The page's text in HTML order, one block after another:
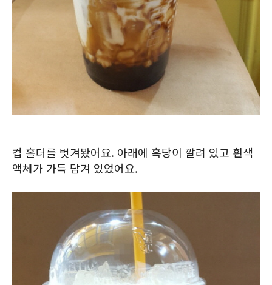
컵 홀더를 벗겨봤어요. 아래에 흑당이 깔려 있고 흰색
액체가 가득 담겨 있었어요.